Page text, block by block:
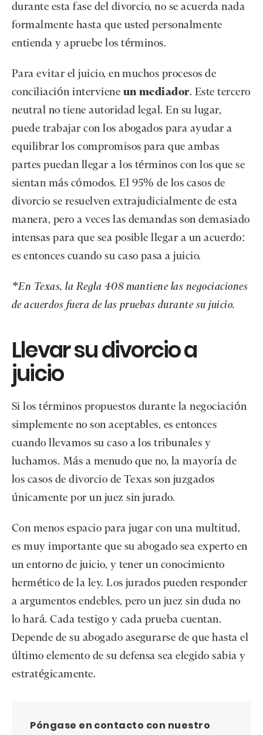
durante esta fase del divorcio, no se acuerda nada
formalmente hasta que usted personalmente
entienda y apruebe los términos.
Para evitar el juicio, en muchos procesos de
conciliación interviene un mediador. Este tercero
neutral no tiene autoridad legal. En su lugar,
puede trabajar con los abogados para ayudar a
equilibrar los compromisos para que ambas
partes puedan llegar a los términos con los que se
sientan más cómodos. El 95% de los casos de
divorcio se resuelven extrajudicialmente de esta
manera, pero a veces las demandas son demasiado
intensas para que sea posible llegar a un acuerdo:
es entonces cuando su caso pasa a juicio.
*En Texas, la Regla 408 mantiene las negociaciones
de acuerdos fuera de las pruebas durante su juicio.
Llevar su divorcio a
juicio
Si los términos propuestos durante la negociación
simplemente no son aceptables, es entonces
cuando llevamos su caso a los tribunales y
luchamos. Más a menudo que no, la mayoría de
los casos de divorcio de Texas son juzgados
únicamente por un juez sin jurado.
Con menos espacio para jugar con una multitud,
es muy importante que su abogado sea experto en
un entorno de juicio, y tener un conocimiento
hermético de la ley. Los jurados pueden responder
a argumentos endebles, pero un juez sin duda no
lo hará. Cada testigo y cada prueba cuentan.
Depende de su abogado asegurarse de que hasta el
último elemento de su defensa sea elegido sabia y
estratégicamente.
Póngase en contacto con nuestro